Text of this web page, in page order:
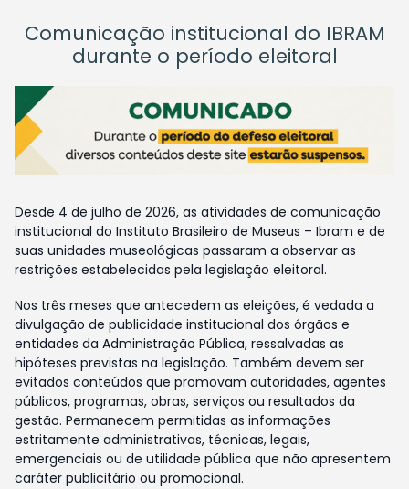
Comunicação institucional do IBRAM
durante o período eleitoral
Desde 4 de julho de 2026, as atividades de comunicação
institucional do Instituto Brasileiro de Museus – Ibram e de
suas unidades museológicas passaram a observar as
restrições estabelecidas pela legislação eleitoral.
Nos três meses que antecedem as eleições, é vedada a
divulgação de publicidade institucional dos órgãos e
entidades da Administração Pública, ressalvadas as
hipóteses previstas na legislação. Também devem ser
evitados conteúdos que promovam autoridades, agentes
públicos, programas, obras, serviços ou resultados da
gestão. Permanecem permitidas as informações
estritamente administrativas, técnicas, legais,
emergenciais ou de utilidade pública que não apresentem
caráter publicitário ou promocional.